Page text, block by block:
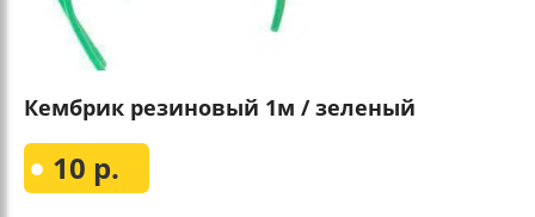
Кембрик резиновый 1м / зеленый
10 р.